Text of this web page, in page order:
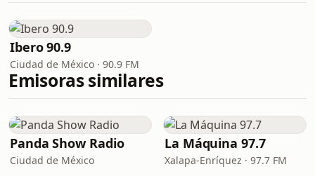
Ibero 90.9
Ciudad de México · 90.9 FM
Emisoras similares
Panda Show Radio
Ciudad de México
La Máquina 97.7
Xalapa-Enríquez · 97.7 FM